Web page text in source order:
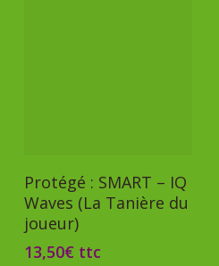
Ajouter Au Panier
Protégé : SMART – IQ
Waves (La Tanière du
joueur)
13,50€ ttc